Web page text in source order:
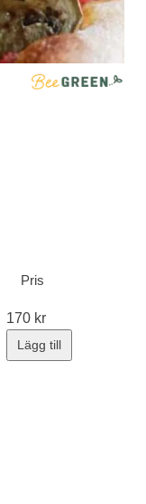
Pris
170 kr
Lägg till